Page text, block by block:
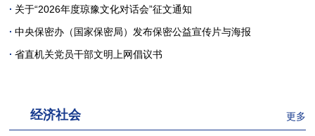
· 关于“2026年度琼豫文化对话会”征文通知
· 中央保密办（国家保密局）发布保密公益宣传片与海报
· 省直机关党员干部文明上网倡议书
经济社会 更多